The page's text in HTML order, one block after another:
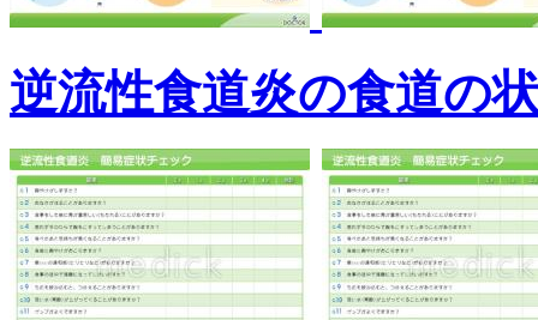
逆流性食道炎の食道の